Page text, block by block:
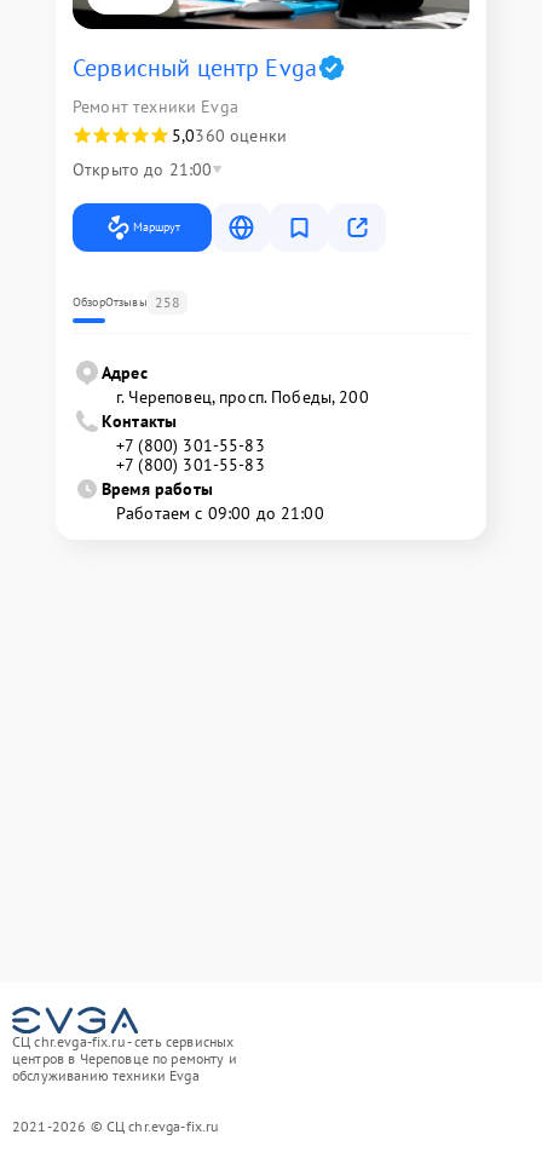
Сервисный центр Evga
Ремонт техники Evga
5,0360 оценки
Открыто до 21:00
Маршрут
ОбзорОтзывы 258
Адрес
г. Череповец, просп. Победы, 200
Контакты
+7 (800) 301-55-83
+7 (800) 301-55-83
Время работы
Работаем с 09:00 до 21:00
СЦ chr.evga-fix.ru - сеть сервисных
центров в Череповце по ремонту и
обслуживанию техники Evga
2021-2026 © СЦ chr.evga-fix.ru